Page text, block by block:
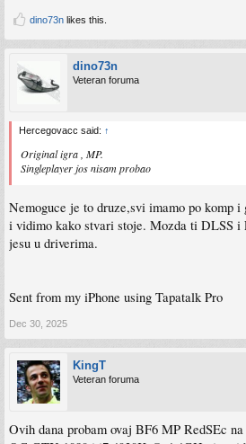
dino73n likes this.
dino73n
Veteran foruma
Hercegovacc said: ↑
Original igra , MP.
Singleplayer jos nisam probao
Nemoguce je to druze,svi imamo po komp
i vidimo kako stvari stoje. Mozda ti DLSS
jesu u driverima.
Sent from my iPhone using Tapatalk Pro
Dec 30, 2025
KingT
Veteran foruma
Ovih dana probam ovaj BF6 MP RedSEc